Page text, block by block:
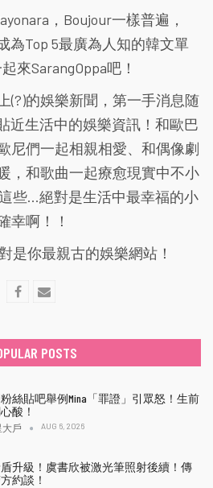
，Boujour一樣普遍，
為Top 5最廣為人知的韓文單
來SarangOppa吧！
(?)的娛樂新聞，第一手消息随
近生活中的娛樂資訊！和歐巴
尼們一起相親相愛、和偶像劇
，和歌曲一起療愈現實中不小
些...絕對是生活中最幸福的小
幸啊！！
是你最親古的娛樂網站！
POSTS
絲貼吧舉例Mina「罪證」引眾怒！生前
酸！
戶 AUG 6, 2026
升級！虞書欣被激光筆照射後續！傳
約談！